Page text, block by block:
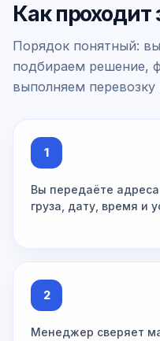
Как проходит
Порядок понятный:
подбираем решение,
выполняем перевозку
1
Вы передаёте
груза, дату, время и
2
Менеджер сверяет